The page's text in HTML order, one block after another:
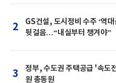
2
GS건설, 도시정비 수주 ‘역
뒷걸음…“내실부터 챙겨야”
3
정부, 수도권 주택공급 '속도
원 총동원